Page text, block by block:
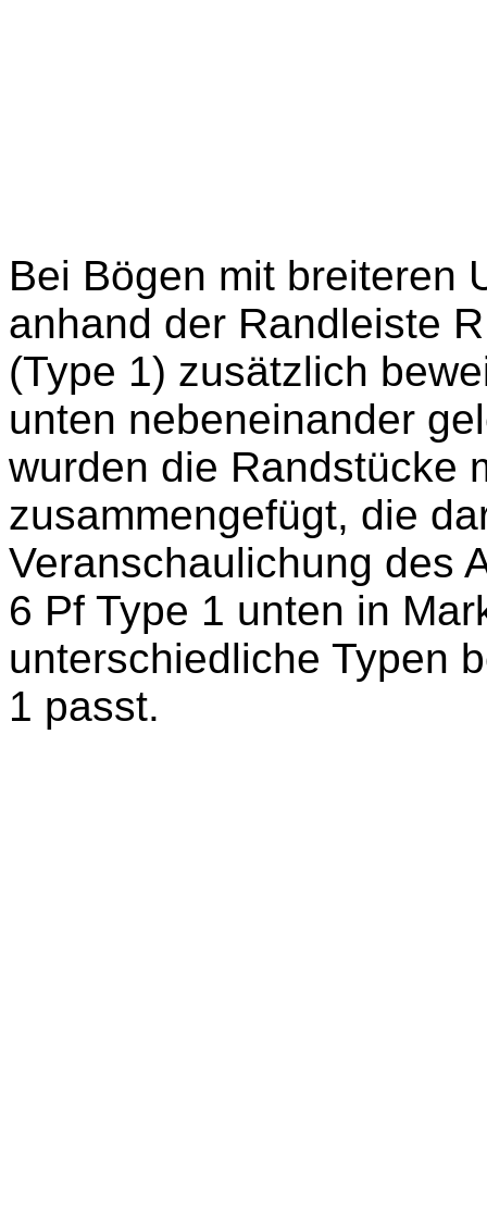
Bei Bögen mit breiteren
anhand der Randleiste
(Type 1) zusätzlich
unten nebeneinander
wurden die Randstücke
zusammengefügt, die
Veranschaulichung des
6 Pf Type 1 unten in
unterschiedliche Typen
1 passt.